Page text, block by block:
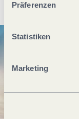
Präferenzen
Statistiken
Marketing